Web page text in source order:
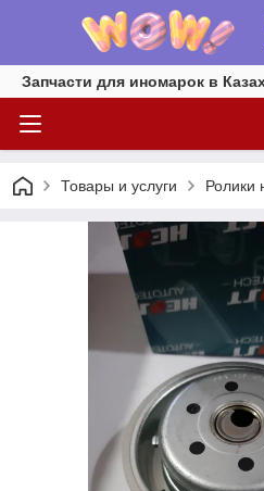
Запчасти для иномарок в
Товары и услуги Ролики